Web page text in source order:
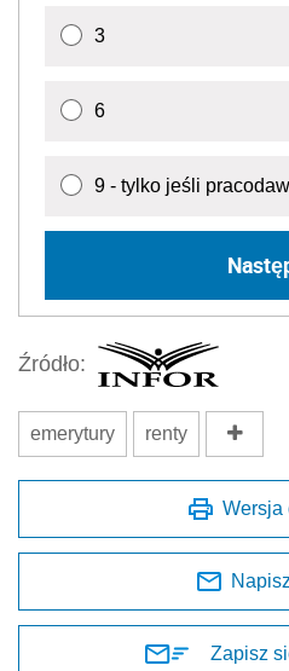
3
6
9 - tylko jeśli
Źródło:
emerytury renty
Wersja
Zapisz